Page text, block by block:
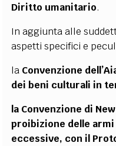
Diritto umanitario.
In aggiunta alle
aspetti specifici e
la Convenzione
dei beni culturali in
la Convenzione di
proibizione delle
eccessive, con il